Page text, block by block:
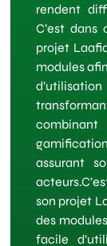
rendent
C’est
projet
modules
assurant
son projet
des
facile